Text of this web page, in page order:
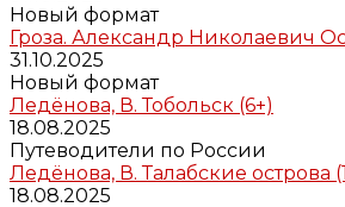
Новый формат
Гроза. Александр Николаевич
31.10.2025
Новый формат
Ледёнова, В. Тобольск (6+)
18.08.2025
Путеводители по России
Ледёнова, В. Талабские острова
18.08.2025